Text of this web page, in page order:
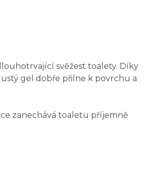
svěžest toalety. Díky
gel dobře přilne k povrchu a
zanechává toaletu příjemně